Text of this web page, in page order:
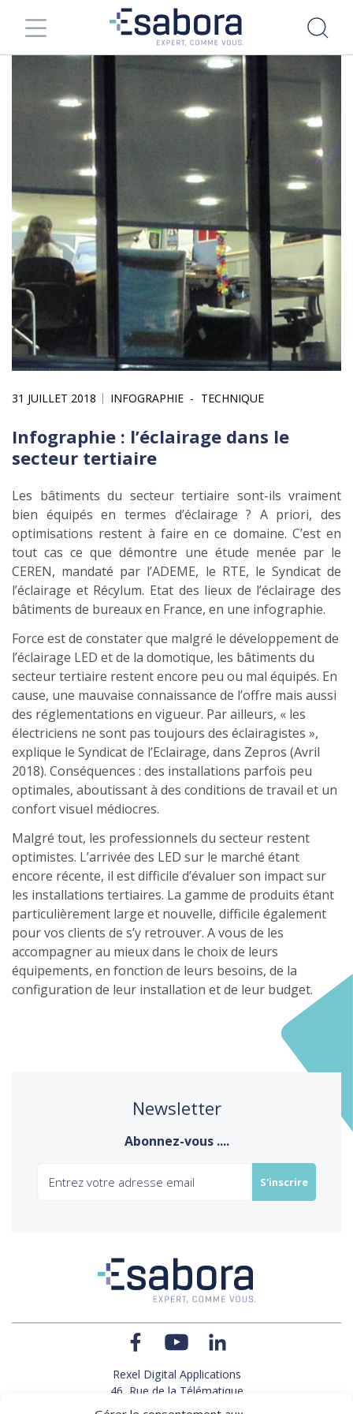
31 JUILLET 2018 INFOGRAPHIE TECHNIQUE
Infographie : l’éclairage dans le
secteur tertiaire
Les bâtiments du secteur tertiaire sont-ils vraiment
bien équipés en termes d’éclairage ? A priori, des
optimisations restent à faire en ce domaine. C’est en
tout cas ce que démontre une étude menée par le
CEREN, mandaté par l’ADEME, le RTE, le Syndicat de
l’éclairage et Récylum. Etat des lieux de l’éclairage des
bâtiments de bureaux en France, en une infographie.
Force est de constater que malgré le développement de
l’éclairage LED et de la domotique, les bâtiments du
secteur tertiaire restent encore peu ou mal équipés. En
cause, une mauvaise connaissance de l’offre mais aussi
des réglementations en vigueur. Par ailleurs, « les
électriciens ne sont pas toujours des éclairagistes »,
explique le Syndicat de l’Eclairage, dans Zepros (Avril
2018). Conséquences : des installations parfois peu
optimales, aboutissant à des conditions de travail et un
confort visuel médiocres.
Malgré tout, les professionnels du secteur restent
optimistes. L’arrivée des LED sur le marché étant
encore récente, il est difficile d’évaluer son impact sur
les installations tertiaires. La gamme de produits étant
particulièrement large et nouvelle, difficile également
pour vos clients de s’y retrouver. A vous de les
accompagner au mieux dans le choix de leurs
équipements, en fonction de leurs besoins, de la
configuration de leur installation et de leur budget.
Newsletter
Abonnez-vous ....
Rexel Digital Applications
46, Rue de la Télématique
Le Polygone 42000 SAINT-ETIENNE